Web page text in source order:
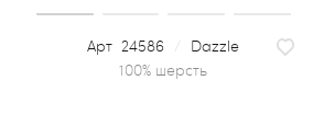
24586 Dazzle